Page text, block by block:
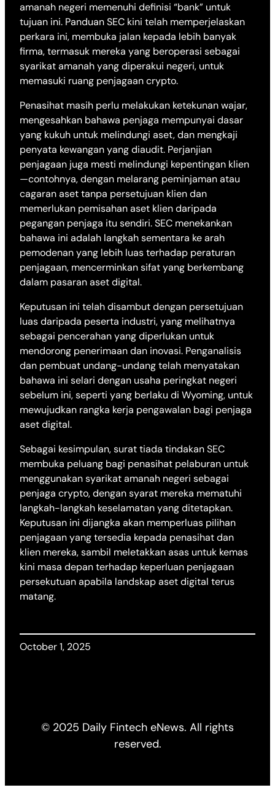
amanah negeri memenuhi definisi “bank” untuk
tujuan ini. Panduan SEC kini telah memperjelaskan
perkara ini, membuka jalan kepada lebih banyak
firma, termasuk mereka yang beroperasi sebagai
syarikat amanah yang diperakui negeri, untuk
memasuki ruang penjagaan crypto.
Penasihat masih perlu melakukan ketekunan wajar,
mengesahkan bahawa penjaga mempunyai dasar
yang kukuh untuk melindungi aset, dan mengkaji
penyata kewangan yang diaudit. Perjanjian
penjagaan juga mesti melindungi kepentingan klien
—contohnya, dengan melarang peminjaman atau
cagaran aset tanpa persetujuan klien dan
memerlukan pemisahan aset klien daripada
pegangan penjaga itu sendiri. SEC menekankan
bahawa ini adalah langkah sementara ke arah
pemodenan yang lebih luas terhadap peraturan
penjagaan, mencerminkan sifat yang berkembang
dalam pasaran aset digital.
Keputusan ini telah disambut dengan persetujuan
luas daripada peserta industri, yang melihatnya
sebagai pencerahan yang diperlukan untuk
mendorong penerimaan dan inovasi. Penganalisis
dan pembuat undang-undang telah menyatakan
bahawa ini selari dengan usaha peringkat negeri
sebelum ini, seperti yang berlaku di Wyoming, untuk
mewujudkan rangka kerja pengawalan bagi penjaga
aset digital.
Sebagai kesimpulan, surat tiada tindakan SEC
membuka peluang bagi penasihat pelaburan untuk
menggunakan syarikat amanah negeri sebagai
penjaga crypto, dengan syarat mereka mematuhi
langkah-langkah keselamatan yang ditetapkan.
Keputusan ini dijangka akan memperluas pilihan
penjagaan yang tersedia kepada penasihat dan
klien mereka, sambil meletakkan asas untuk kemas
kini masa depan terhadap keperluan penjagaan
persekutuan apabila landskap aset digital terus
matang.
October 1, 2025
© 2025 Daily Fintech eNews. All rights
reserved.